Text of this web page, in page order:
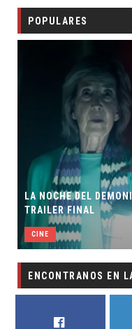
POPULARES
LA NOCHE DEL
TRAILER FINAL
CINE
ENCONTRANOS EN